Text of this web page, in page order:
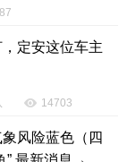
台建立泌尿肿
估病情复杂程
以逐步减少非
布省内医院费
更优”的认知误
定安这位车主
14703
风险蓝色（四